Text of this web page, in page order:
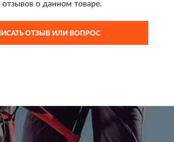
отзывов о данном товаре.
ОТЗЫВ ИЛИ ВОПРОС